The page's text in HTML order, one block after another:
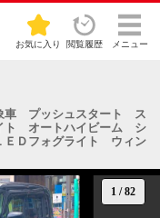
お気に入り 閲覧履歴 メニュー
車 プッシュスタート ス
ト オートハイビーム シ
Ｄフォグライト ウィン
1 /82